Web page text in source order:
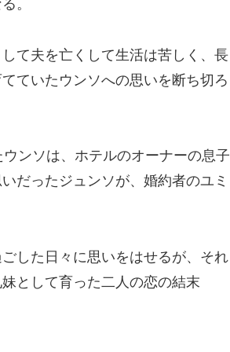
。
て夫を亡くして生活は苦しく、長
ていたウンソへの思いを断ち切ろ
ンソは、ホテルのオーナーの息子
だったジュンソが、婚約者のユミ
した日々に思いをはせるが、それ
として育った二人の恋の結末